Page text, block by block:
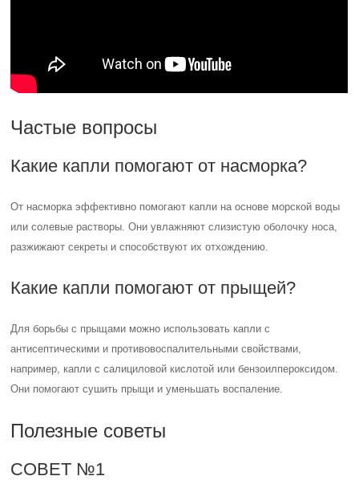
Частые вопросы
Какие капли помогают от насморка?
От насморка эффективно помогают капли на основе морской воды
или солевые растворы. Они увлажняют слизистую оболочку носа,
разжижают секреты и способствуют их отхождению.
Какие капли помогают от прыщей?
Для борьбы с прыщами можно использовать капли с
антисептическими и противовоспалительными свойствами,
например, капли с салициловой кислотой или бензоилпероксидом.
Они помогают сушить прыщи и уменьшать воспаление.
Полезные советы
СОВЕТ №1